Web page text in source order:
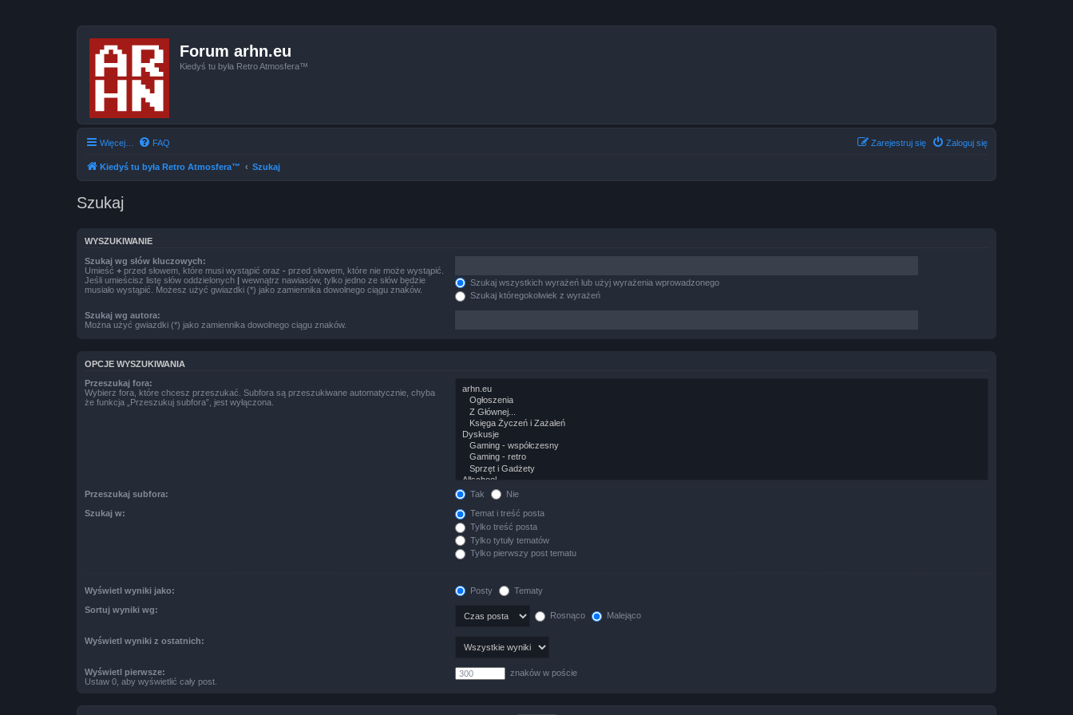
Forum arhn.eu
Kiedyś tu była Retro Atmosfera™
Więcej… FAQ Zaloguj się
Zarejestruj się
Kiedyś tu była Retro Atmosfera™ Szukaj
Szukaj
WYSZUKIWANIE
Szukaj wg słów kluczowych:
Umieść + przed słowem, które musi wystąpić oraz - przed słowem, które nie może wystąpić.
Jeśli umieścisz listę słów oddzielonych | wewnątrz nawiasów, tylko jedno ze słów będzie
musiało wystąpić. Możesz użyć gwiazdki (*) jako zamiennika dowolnego ciągu znaków.
Szukaj wszystkich wyrażeń lub użyj wyrażenia wprowadzonego
Szukaj któregokolwiek z wyrażeń
Szukaj wg autora:
Można użyć gwiazdki (*) jako zamiennika dowolnego ciągu znaków.
OPCJE WYSZUKIWANIA
Przeszukaj fora:
Wybierz fora, które chcesz przeszukać. Subfora są przeszukiwane automatycznie, chyba
że funkcja „Przeszukuj subfora”, jest wyłączona.
Przeszukaj subfora: Tak Nie
Szukaj w:
Temat i treść posta
Tylko treść posta
Tylko tytuły tematów
Tylko pierwszy post tematu
Wyświetl wyniki jako: Posty Tematy
Sortuj wyniki wg:
Rosnąco Malejąco
Wyświetl wyniki z ostatnich:
Wyświetl pierwsze:
Ustaw 0, aby wyświetlić cały post.
znaków w poście